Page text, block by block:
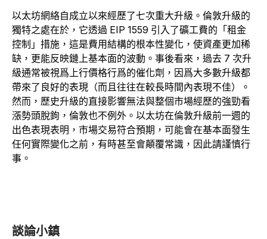
以太坊網絡自成立以來經歷了七次重大升級。倫敦升級的
獨特之處在於，它透過 EIP 1559 引入了礦工費的「租金
控制」措施，這是費用結構的根本性變化，使資產更加稀
缺，更能反映鏈上基本面的波動。事後看來，過去 7 次升
級通常被視爲上行價格行爲的催化劑，因爲大多數升級都
帶來了良好的表現（而且往往在較長時間內表現不佳）。
然而，歷史升級的直接影響無法與整個市場經歷的強勁看
漲勢頭脫鉤，倫敦也不例外。以太坊在倫敦升級前一週的
出色表現表明，市場交易符合預期，可能會在基本面發生
任何實際變化之前，有時甚至會顛覆常識，因此請謹慎行
事。
談論小鎮